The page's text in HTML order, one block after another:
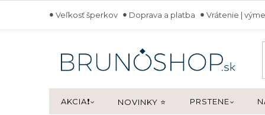
obsah
Veľkosť šperkov Doprava a platba Vrátenie |
AKCIA❗ NOVINKY ⭐ PRSTENE